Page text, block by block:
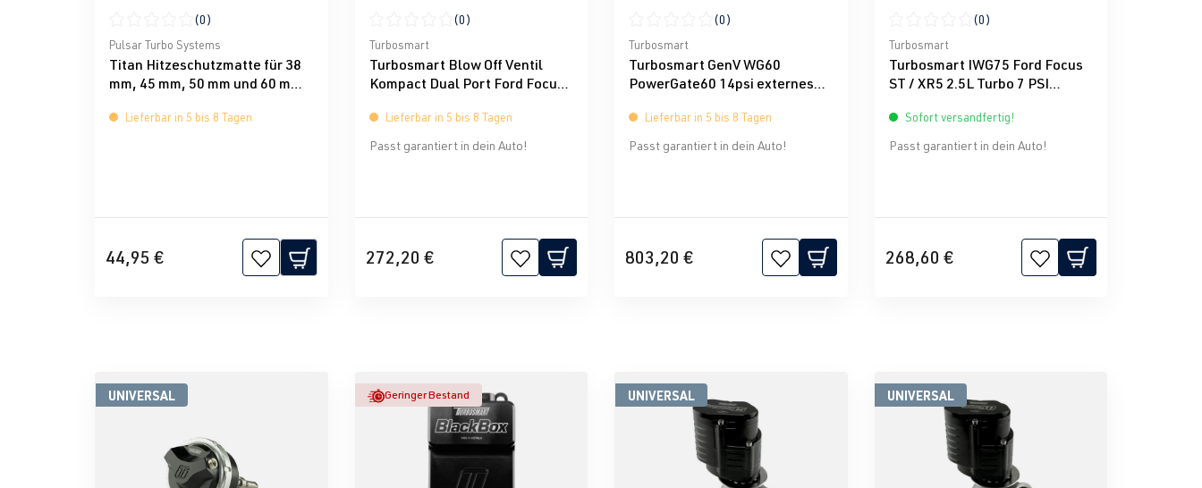
Durchschnittliche Bewertung von 0 von 5 Sternen
(0)
Pulsar Turbo Systems
Titan Hitzeschutzmatte für 38
mm, 45 mm, 50 mm und 60 mm
Lieferbar in 5 bis 8 Tagen
44,95 €
Durchschnittliche Bewertung von 0 von 5 Sternen
(0)
Turbosmart
Turbosmart Blow Off Ventil
Kompact Dual Port Ford Focus
Lieferbar in 5 bis 8 Tagen
Passt garantiert in dein Auto!
272,20 €
Durchschnittliche Bewertung von 0 von 5 Sternen
(0)
Turbosmart
Turbosmart GenV WG60
PowerGate60 14psi externes
Lieferbar in 5 bis 8 Tagen
Passt garantiert in dein Auto!
803,20 €
Durchschnittliche Bewertung von 0 von 5 Sternen
(0)
Turbosmart
Turbosmart IWG75 Ford Focus
ST / XR5 2.5L Turbo 7 PSI
Sofort versandfertig!
Passt garantiert in dein Auto!
268,60 €
UNIVERSAL Geringer Bestand UNIVERSAL UNIVERSAL